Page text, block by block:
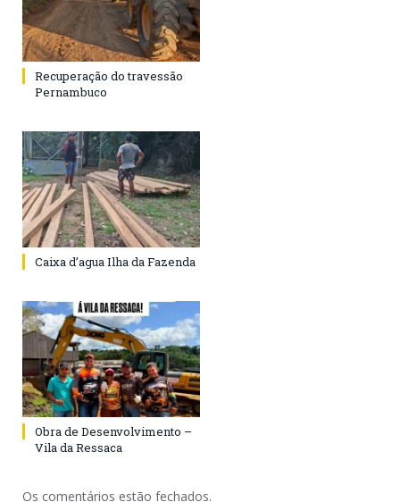
Recuperação do travessão
Pernambuco
Caixa d’agua Ilha da Fazenda
Obra de Desenvolvimento –
Vila da Ressaca
Os comentários estão fechados.